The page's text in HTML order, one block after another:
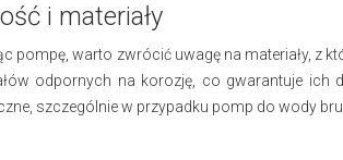
i materiały
pompę, warto zwrócić uwagę na materiały, z
odpornych na korozję, co gwarantuje ich
szczególnie w przypadku pomp do wody